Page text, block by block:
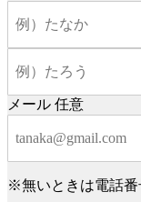
メール 任意
※無いときは電話番